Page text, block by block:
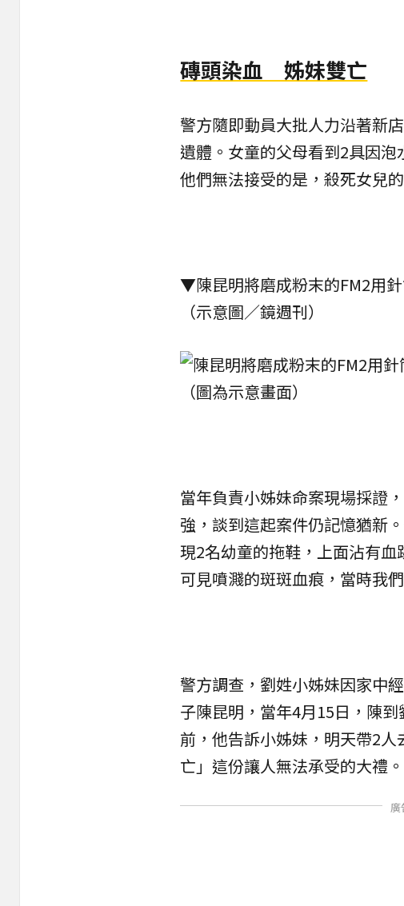
磚頭染血 姊妹雙亡
警方隨即動員大批人力沿著新
遺體。女童的父母看到2具因
他們無法接受的是，殺死女兒
▼陳昆明將磨成粉末的FM2用
（示意圖／鏡週刊）
當年負責小姊妹命案現場採證
強，談到這起案件仍記憶猶新
現2名幼童的拖鞋，上面沾有
可見噴濺的斑斑血痕，當時我
警方調查，劉姓小姊妹因家中
子陳昆明，當年4月15日，陳
前，他告訴小姊妹，明天帶2
亡」這份讓人無法承受的大禮。
廣